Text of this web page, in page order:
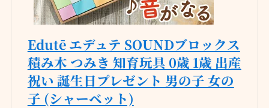
Edutē エデュテ SOUNDブロックス
積み木 つみき 知育玩具 0歳 1歳 出産
祝い 誕生日プレゼント 男の子 女の
子 (シャーベット)